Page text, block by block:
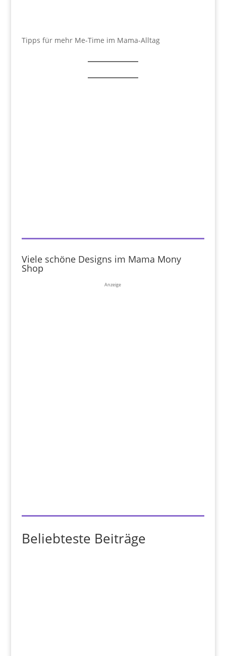
Tipps für mehr Me-Time im Mama-Alltag
Viele schöne Designs im Mama Mony
Shop
Anzeige
Beliebteste Beiträge